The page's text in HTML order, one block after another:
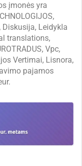
įmonės yra
Diskusija, Leidykla
translations,
Vpc,
Vertimai, Lisnora,
pajamos